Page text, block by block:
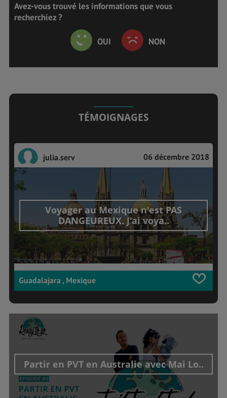
Avez-vous trouvé les informations que vous
recherchiez ?
OUI NON
TÉMOIGNAGES
julia.serv 06 décembre 2018
Voyager au Mexique n'est PAS
DANGEUREUX. J'ai voya..
Guadalajara , Mexique
Partir en PVT en Australie avec Mai Lo..